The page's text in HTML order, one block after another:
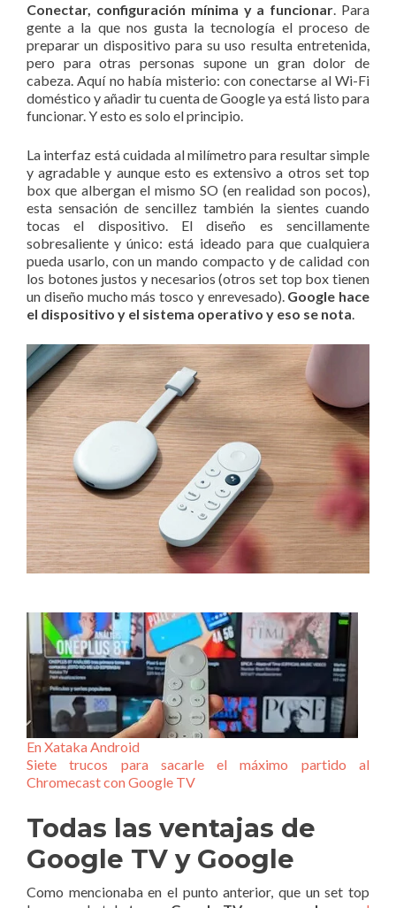
Conectar, configuración mínima y a funcionar. Para
gente a la que nos gusta la tecnología el proceso de
preparar un dispositivo para su uso resulta entretenida,
pero para otras personas supone un gran dolor de
cabeza. Aquí no había misterio: con conectarse al Wi-Fi
doméstico y añadir tu cuenta de Google ya está listo para
funcionar. Y esto es solo el principio.
La interfaz está cuidada al milímetro para resultar simple
y agradable y aunque esto es extensivo a otros set top
box que albergan el mismo SO (en realidad son pocos),
esta sensación de sencillez también la sientes cuando
tocas el dispositivo. El diseño es sencillamente
sobresaliente y único: está ideado para que cualquiera
pueda usarlo, con un mando compacto y de calidad con
los botones justos y necesarios (otros set top box tienen
un diseño mucho más tosco y enrevesado). Google hace
el dispositivo y el sistema operativo y eso se nota.
En Xataka Android
Siete trucos para sacarle el máximo partido al
Chromecast con Google TV
Todas las ventajas de
Google TV y Google
Como mencionaba en el punto anterior, que un set top